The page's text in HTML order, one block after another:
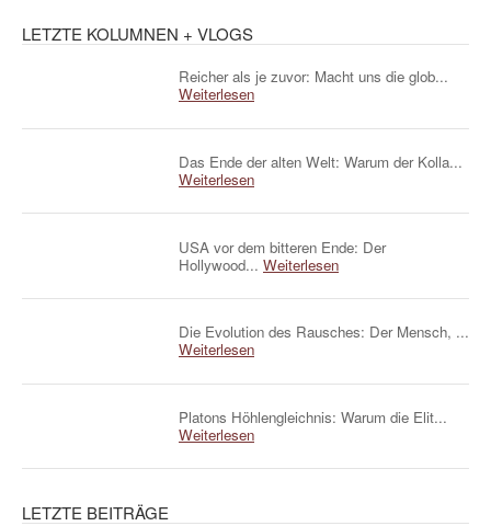
LETZTE KOLUMNEN + VLOGS
Reicher als je zuvor: Macht uns die glob...
Weiterlesen
Das Ende der alten Welt: Warum der Kolla...
Weiterlesen
USA vor dem bitteren Ende: Der
Hollywood... Weiterlesen
Die Evolution des Rausches: Der Mensch, ...
Weiterlesen
Platons Höhlengleichnis: Warum die Elit...
Weiterlesen
LETZTE BEITRÄGE